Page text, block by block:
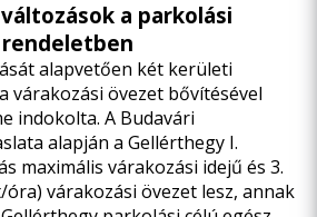
a parkolási
rendeletben
alapvetően két kerületi
várakozási övezet bővítésével
indokolta. A Budavári
alapján a Gellérthegy I.
maximális várakozási idejű és 3.
várakozási övezet lesz, annak